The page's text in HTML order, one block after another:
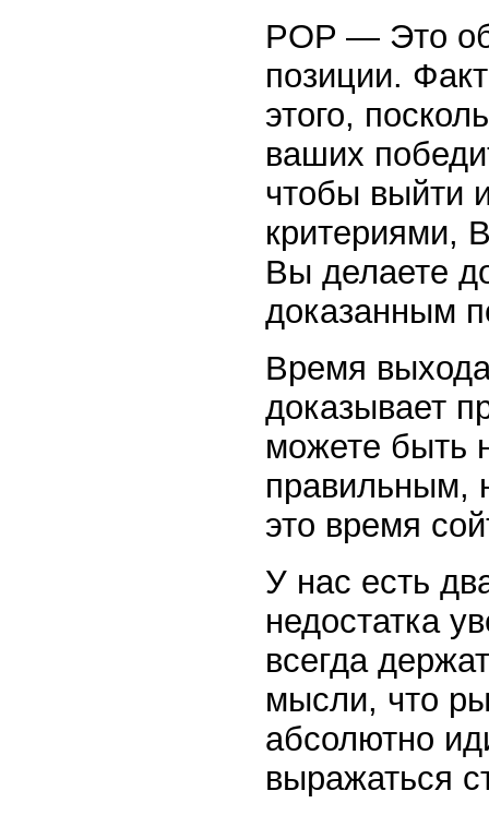
POP — Это
позиции.
этого,
ваших
чтобы выйти
критериями,
Вы делаете
доказанным
Время
доказывает
можете быть
правильным,
это время
У нас есть
недостатка
всегда
мысли, что
абсолютно
выражаться